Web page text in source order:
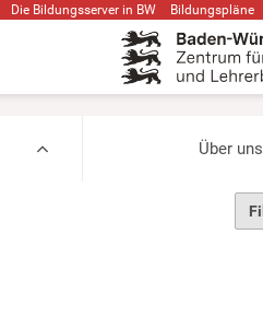
Die Bildungsserver in BW Bildungspläne
Über uns